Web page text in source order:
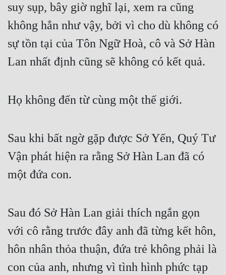
Huyền Nghi
Huyền Ảo
Hài Hước
Hệ Thống
Khoa Huyễn
Kỳ Ảo
Linh Dị
Làm Giàu
Lịch Sử
suy sụp, bây giờ nghĩ lại, xem ra cũng
không hẳn như vậy, bởi vì cho dù không có
sự tồn tại của Tôn Ngữ Hoà, cô và Sở Hàn
Lan nhất định cũng sẽ không có kết quả.
Họ không đến từ cùng một thế giới.
Sau khi bất ngờ gặp được Sở Yến, Quý Tư
Vận phát hiện ra rằng Sở Hàn Lan đã có
một đứa con.
Sau đó Sở Hàn Lan giải thích ngắn gọn
với cô rằng trước đây anh đã từng kết hôn,
hôn nhân thỏa thuận, đứa trẻ không phải là
con của anh, nhưng vì tình hình phức tạp